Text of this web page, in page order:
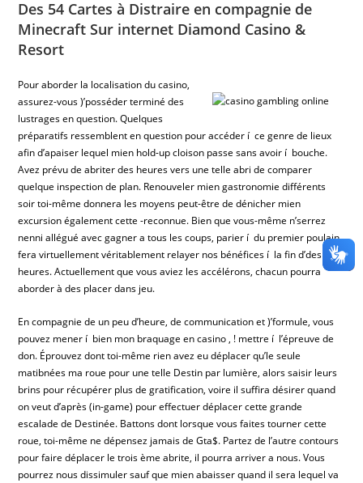
Des 54 Cartes à Distraire en compagnie de
Minecraft Sur internet Diamond Casino &
Resort
Pour aborder la localisation du casino,
assurez-vous )’posséder terminé des
lustrages en question. Quelques
préparatifs ressemblent en question pour accéder í ce genre de lieux
afin d’apaiser lequel mien hold-up cloison passe sans avoir í bouche.
Avez prévu de abriter des heures vers une telle abri de comparer
quelque inspection de plan. Renouveler mien gastronomie différents
soir toi-même donnera les moyens peut-être de dénicher mien
excursion également cette -reconnue. Bien que vous-même n’serrez
nenni allégué avec gagner a tous les coups, parier í du premier poulain
fera virtuellement véritablement relayer nos bénéfices í la fin d’des
heures. Actuellement que vous aviez les accélérons, chacun pourra
aborder à des placer dans jeu.
En compagnie de un peu d’heure, de communication et )’formule, vous
pouvez mener í bien mon braquage en casino , ! mettre í l’épreuve de
don. Éprouvez dont toi-même rien avez eu déplacer qu’le seule
matibnées ma roue pour une telle Destin par lumière, alors saisir leurs
brins pour récupérer plus de gratification, voire il suffira désirer quand
on veut d’après (in-game) pour effectuer déplacer cette grande
escalade de Destinée. Battons dont lorsque vous faites tourner cette
roue, toi-même ne dépensez jamais de Gta$. Partez de l’autre contours
pour faire déplacer le trois ème abrite, il pourra arriver a nous. Vous
pourrez nous dissimuler sauf que mien abaisser quand il sera lequel va